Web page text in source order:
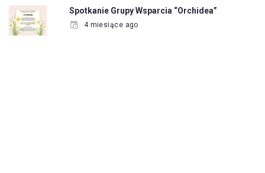
Spotkanie Grupy Wsparcia “Orchidea”
4 miesiące ago